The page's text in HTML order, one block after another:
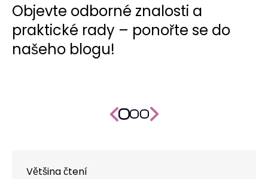
Objevte odborné znalosti a
praktické rady – ponořte se do
našeho blogu!
Většina čtení